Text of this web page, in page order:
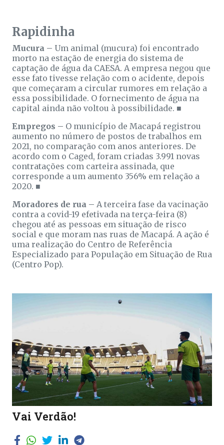
Rapidinha
Mucura – Um animal (mucura) foi encontrado
morto na estação de energia do sistema de
captação de água da CAESA. A empresa negou que
esse fato tivesse relação com o acidente, depois
que começaram a circular rumores em relação a
essa possibilidade. O fornecimento de água na
capital ainda não voltou à possibilidade. ■
Empregos – O município de Macapá registrou
aumento no número de postos de trabalhos em
2021, no comparação com anos anteriores. De
acordo com o Caged, foram criadas 3.991 novas
contratações com carteira assinada, que
corresponde a um aumento 356% em relação a
2020. ■
Moradores de rua – A terceira fase da vacinação
contra a covid-19 efetivada na terça-feira (8)
chegou até as pessoas em situação de risco
social e que moram nas ruas de Macapá. A ação é
uma realização do Centro de Referência
Especializado para População em Situação de Rua
(Centro Pop).
Vai Verdão!